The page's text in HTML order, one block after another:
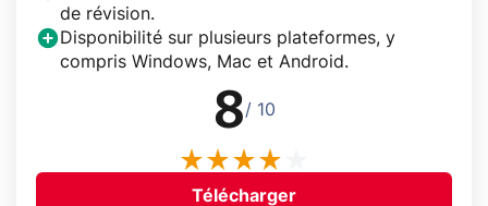
de révision.
Disponibilité sur plusieurs plateformes, y
compris Windows, Mac et Android.
8/ 10
Télécharger